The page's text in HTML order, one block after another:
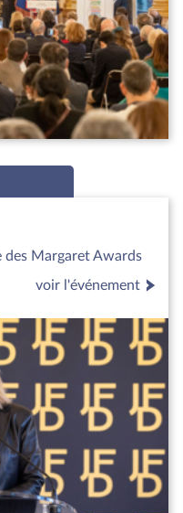
des Margaret Awards
voir l'événement